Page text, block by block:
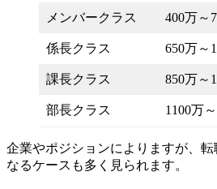
メンバークラス 400万～
係長クラス 650万～
課長クラス 850万～
部長クラス 1100万
企業やポジションによりますが、
なるケースも多く見られます。